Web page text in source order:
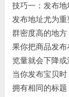
技巧一：发布地
发布地址尤为
群密度高的地
果你把商品发
览量就会下降或
当你发布宝贝
拥有相同的标